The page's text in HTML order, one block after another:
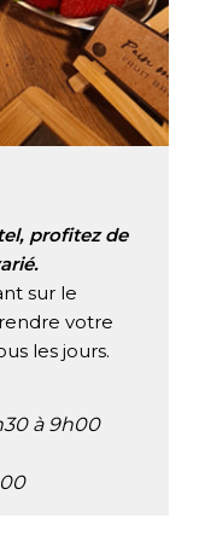
profitez de
sur le
votre
les jours.
à 9h00